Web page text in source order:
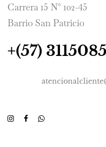
Carrera 15 N° 102-45
Barrio San Patricio
+(57)